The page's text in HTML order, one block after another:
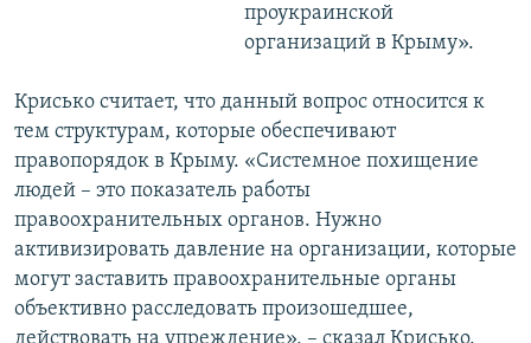
проукраинской
организаций в Крыму».
Крисько считает, что данный вопрос относится к
тем структурам, которые обеспечивают
правопорядок в Крыму. «Системное похищение
людей – это показатель работы
правоохранительных органов. Нужно
активизировать давление на организации, которые
могут заставить правоохранительные органы
объективно расследовать произошедшее,